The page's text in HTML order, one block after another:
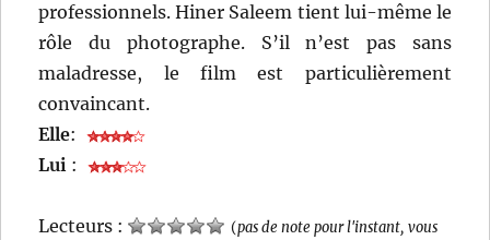
professionnels. Hiner Saleem tient lui-même le
rôle du photographe. S’il n’est pas sans
maladresse, le film est particulièrement
convaincant.
Elle:
Lui :
Lecteurs : (pas de note pour l'instant, vous